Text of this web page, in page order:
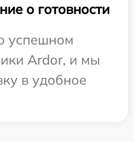
о готовности
успешном
Ardor, и мы
в удобное